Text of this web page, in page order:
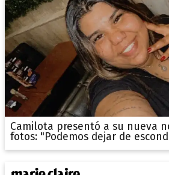
Camilota presentó a su nueva
fotos: "Podemos dejar de